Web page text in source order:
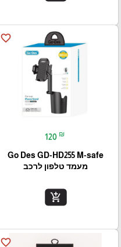
favorite_border
120 ₪
Go Des GD-HD255 M-safe
מעמד טלפון לרכב
add_shopping_cart
favorite_border